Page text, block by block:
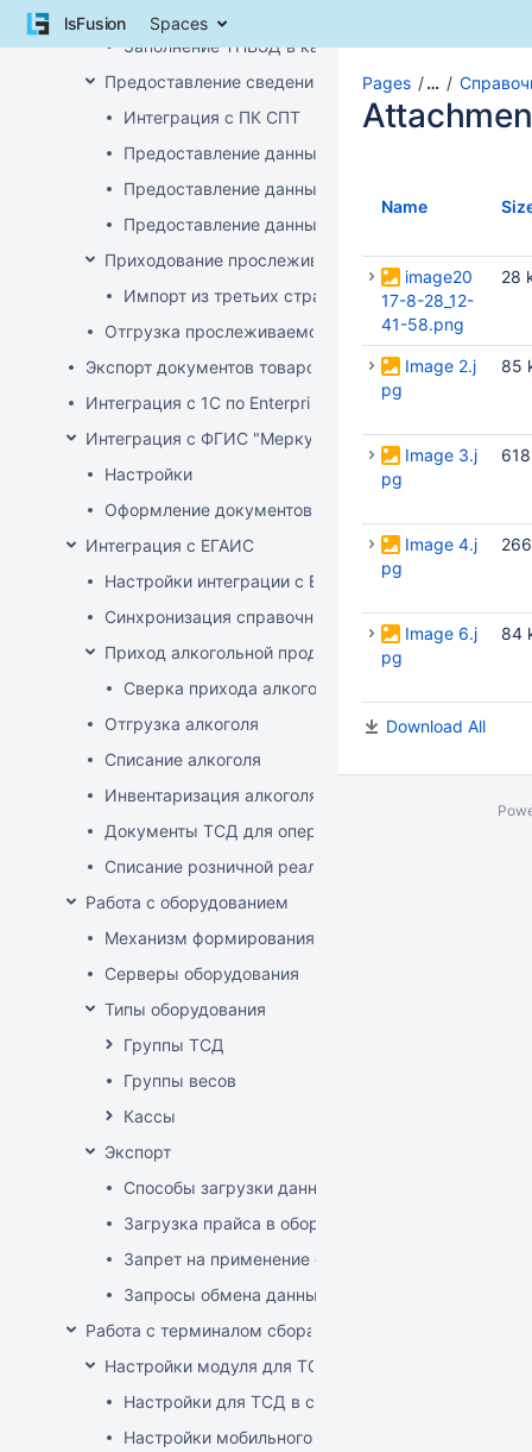
Skip
lsFusion Spaces
Заполнение ТНВЭД в карточке товара
Предоставление сведений о прослеживаемых
Интеграция с ПК СПТ
Предоставление данных по остаткам
Предоставление данных о ввозе
Предоставление данных о произведенных
Приходование прослеживаемого товара
Импорт из третьих стран (не ЕАЭС)
Отгрузка прослеживаемого товара
Экспорт документов товародвижения
Интеграция с 1С по EnterpriseData
Интеграция с ФГИС "Меркурий"
Настройки
Оформление документов с ВСД
Интеграция с ЕГАИС
Настройки интеграции с ЕГАИС
Синхронизация справочников
Приход алкогольной продукции
Сверка прихода алкоголя на ТСД
Отгрузка алкоголя
Списание алкоголя
Инвентаризация алкоголя
Документы ТСД для операций с алкоголем
Списание розничной реализации алкоголя
Работа с оборудованием
Механизм формирования стоп-листа
Серверы оборудования
Типы оборудования
Группы ТСД
Группы весов
Кассы
Экспорт
Способы загрузки данных в оборудование
Загрузка прайса в оборудование
Запрет на применение скидок
Запросы обмена данными
Работа с терминалом сбора данных (ТСД)
Настройки модуля для ТСД
Настройки для ТСД в системе
Настройки мобильного приложения
Pages …
Name
image20
17-8-28_12-
41-58.png
28
Image 2.j
pg
85
Image 3.j
pg
Image 4.j
pg
Image 6.j
pg
84
Download All